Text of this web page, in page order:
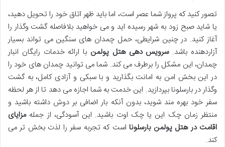
تصور کنید که پرواز شما عصر است، اما باید ظهر اتاق خود را تحویل دهید،
یا شاید صبح زود به شهر رسیده اید و می خواهید بلافاصله گشت وگذار را
آغاز کنید. در چنین شرایطی، حمل چمدان های سنگین می تواند بسیار
آزاردهنده باشد.سرویس دهی هتل پولمن با ارائه خدمات رایگان انبار
چمدان، این مشکل را برطرف می کند. شما می توانید چمدان های خود را
در این بخش امن به امانت بگذارید و با سبکی و آزادی کامل، به گشت
وگذار در بارسلونا بپردازید. این خدمت به شما اجازه می دهد تا از هر لحظه
سفر خود بهره مند شوید، بدون آنکه بار اضافی بر دوش داشته باشید و
منتظر زمان چک این یا چک اوت باشید. این آسودگی، از جملهمزایای
اقامت در هتل پولمن بارسلونااست که تجربه سفر را لذت بخش تر می
کند.